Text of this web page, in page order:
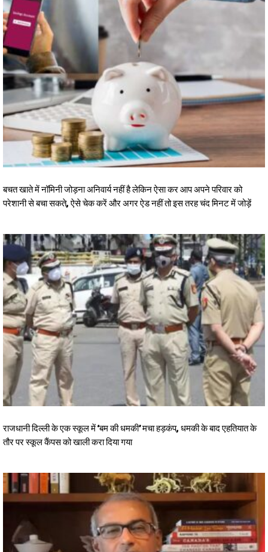
बचत खाते में नॉमिनी जोड़ना अनिवार्य नहीं है लेकिन ऐसा कर आप अपने परिवार को
परेशानी से बचा सकते, ऐसे चेक करें और अगर ऐड नहीं तो इस तरह चंद मिनट में जोड़ें
राजधानी दिल्ली के एक स्कूल में ‘बम की धमकी’ मचा हड़कंप, धमकी के बाद एहतियात के
तौर पर स्कूल कैंपस को खाली करा दिया गया